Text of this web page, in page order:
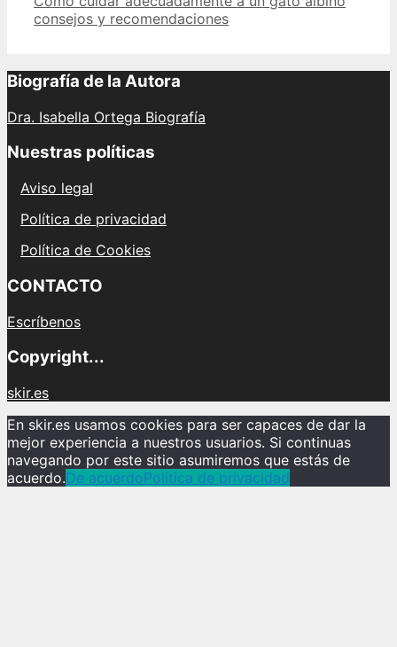
consejos y recomendaciones
Biografía de la Autora
Dra. Isabella Ortega Biografía
Nuestras políticas
Aviso legal
Política de privacidad
Política de Cookies
CONTACTO
Escríbenos
Copyright...
skir.es
En skir.es usamos cookies para ser capaces de dar la
mejor experiencia a nuestros usuarios. Si continuas
navegando por este sitio asumiremos que estás de
acuerdo.De acuerdoPolítica de privacidad